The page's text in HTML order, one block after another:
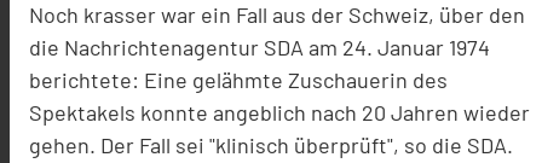
Noch krasser war ein Fall aus der Schweiz, über den
die Nachrichtenagentur SDA am 24. Januar 1974
berichtete: Eine gelähmte Zuschauerin des
Spektakels konnte angeblich nach 20 Jahren wieder
gehen. Der Fall sei "klinisch überprüft", so die SDA.